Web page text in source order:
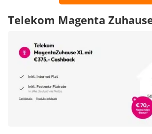
Telekom Magenta